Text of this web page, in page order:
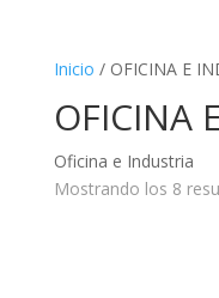
Inicio / OFICINA E
OFICINA
Oficina e Industria
Mostrando los 8